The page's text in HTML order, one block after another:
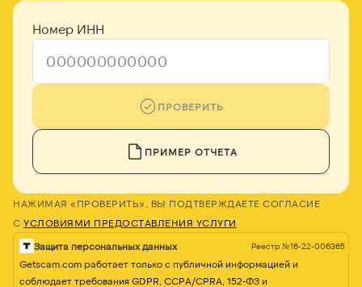
Номер ИНН
ПРОВЕРИТЬ
ПРИМЕР ОТЧЕТА
НАЖИМАЯ «ПРОВЕРИТЬ», ВЫ ПОДТВЕРЖДАЕТЕ СОГЛАСИЕ
С УСЛОВИЯМИ ПРЕДОСТАВЛЕНИЯ УСЛУГИ
Защита персональных данных Реестр №16-22-006365
Getscam.com работает только с публичной информацией и
соблюдает требования GDPR, CCPA/CPRA, 152-ФЗ и